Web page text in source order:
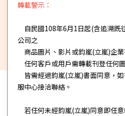
轉載警示：
自民國108年6月1日起(含追溯既
公司之
商品圖片、影片或鈞嵐(立嵐)企業
任何客戶或用戶需轉載刊登任何
皆需經過鈞嵐(立嵐)書面同意，
服中心接洽聯絡。
若任何未經鈞嵐(立嵐)同意即任意